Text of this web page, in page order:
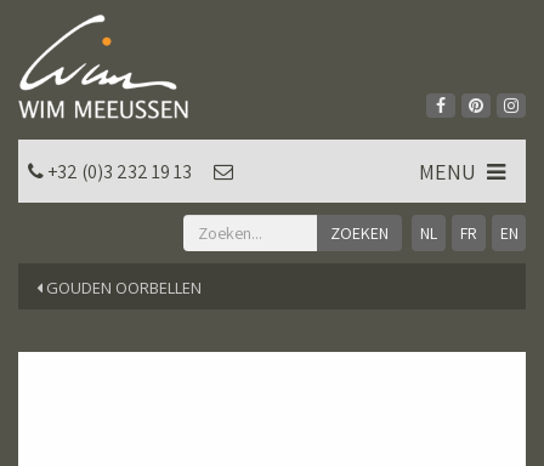
NL FR EN
+32 (0)3 232 19 13 MENU
GOUDEN OORBELLEN